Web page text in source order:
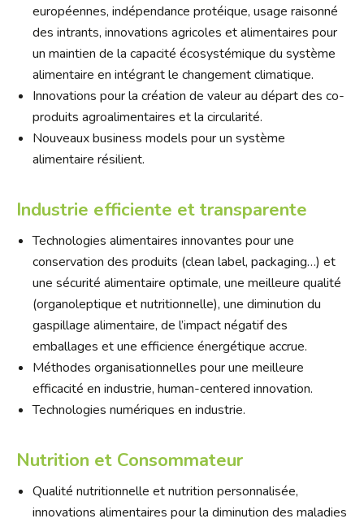
européennes, indépendance protéique, usage raisonné
des intrants, innovations agricoles et alimentaires pour
un maintien de la capacité écosystémique du système
alimentaire en intégrant le changement climatique.
Innovations pour la création de valeur au départ des co-
produits agroalimentaires et la circularité.
Nouveaux business models pour un système
alimentaire résilient.
Industrie efficiente et transparente
Technologies alimentaires innovantes pour une
conservation des produits (clean label, packaging…) et
une sécurité alimentaire optimale, une meilleure qualité
(organoleptique et nutritionnelle), une diminution du
gaspillage alimentaire, de l’impact négatif des
emballages et une efficience énergétique accrue.
Méthodes organisationnelles pour une meilleure
efficacité en industrie, human-centered innovation.
Technologies numériques en industrie.
Nutrition et Consommateur
Qualité nutritionnelle et nutrition personnalisée,
innovations alimentaires pour la diminution des maladies